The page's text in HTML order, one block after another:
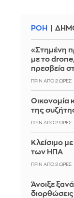
ΡΟΗ
«Στημένη
με το
πρεσβεία
ΠΡΙΝ ΑΠΌ 2 ΏΡΕΣ
Οικονομία
της
ΠΡΙΝ ΑΠΌ 2 ΏΡΕΣ
Κλείσιμο
των ΗΠΑ
ΠΡΙΝ ΑΠΌ 2 ΏΡΕΣ
Άνοιξε